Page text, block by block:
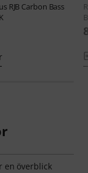
RJB Carbon Bass
en överblick